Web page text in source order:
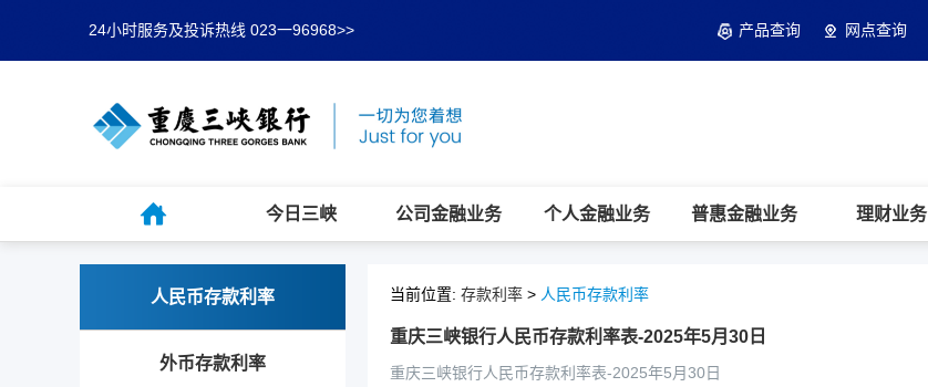
24小时服务及投诉热线 023一96968>> 产品查询 网点查询
今日三峡 公司金融业务 个人金融业务 普惠金融业务 理财业务
人民币存款利率
外币存款利率
当前位置:存款利率 > 人民币存款利率
重庆三峡银行人民币存款利率表-2025年5月30日
重庆三峡银行人民币存款利率表-2025年5月30日